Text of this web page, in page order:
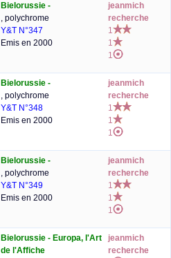
Bielorussie -
, polychrome
Y&T N°347
Emis en 2000
jeanmich
recherche
1
1
1
Bielorussie -
, polychrome
Y&T N°348
Emis en 2000
jeanmich
recherche
1
1
1
Bielorussie -
, polychrome
Y&T N°349
Emis en 2000
jeanmich
recherche
1
1
1
Bielorussie - Europa, l'Art
de l'Affiche
jeanmich
recherche